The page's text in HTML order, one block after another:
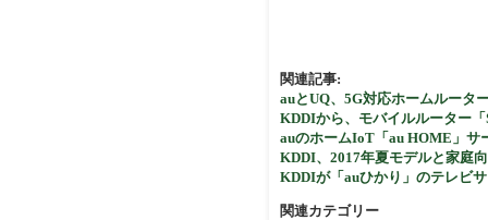
関連記事:
auとUQ、5G対応ホームルータ
KDDIから、モバイルルーター
auのホームIoT「au HOME」
KDDI、2017年夏モデルと家庭
KDDIが「auひかり」のテレビ
関連カテゴリー